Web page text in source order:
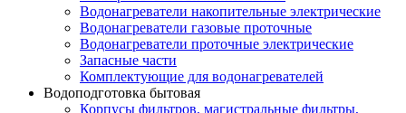
Водонагреватели накопительные электрические
Водонагреватели газовые проточные
Водонагреватели проточные электрические
Запасные части
Комплектующие для водонагревателей
Водоподготовка бытовая
Корпусы фильтров, магистральные фильтры,